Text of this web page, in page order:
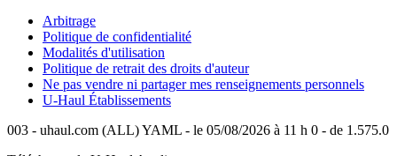
Arbitrage
Politique de confidentialité
Modalités d'utilisation
Politique de retrait des droits d'auteur
Ne pas vendre ni partager mes renseignements personnels
U-Haul Établissements
003 - uhaul.com (ALL) YAML - le 05/08/2026 à 11 h 0 - de 1.575.0